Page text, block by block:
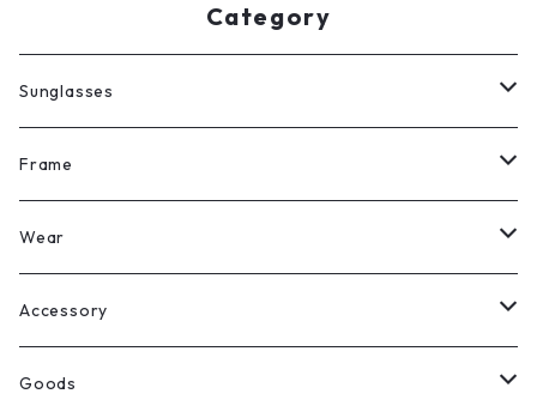
Category
Sunglasses
All
Legit Eyewear
Select
Frame
ボストン
ウェリントン
スクエア
Wear
All
Tee
Accessory
Ring
Goods